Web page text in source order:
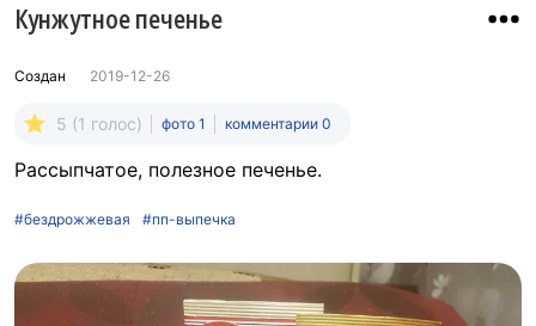
Кунжутное печенье
Создан 2019-12-26
5 (1 голос) фото 1 комментарии 0
Рассыпчатое, полезное печенье.
#бездрожжевая #пп-выпечка